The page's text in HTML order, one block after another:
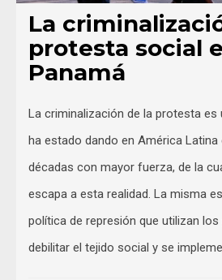
La
protesta social
Panamá
La criminalización de la protesta es
ha estado dando en América Latina
décadas con mayor fuerza, de la
escapa a esta realidad. La misma
política de represión que utilizan
debilitar el tejido social y se